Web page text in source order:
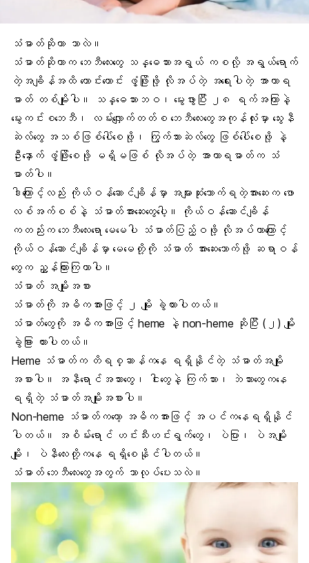
သံဓာတ်ဆိုတာ ဘာလဲ။
သံဓာတ်ဆိုတာက ဘေဘီလေးတွေ သန္ဓေသားအရွယ်ကစလို့ အရွယ်ရောက်
တဲ့အချိန်အထိ ကောင်းကောင်း ဖွံ့ဖြိုးဖို့ လိုအပ်တဲ့ အရေးပါတဲ့ အာဟာရ
ဓာတ်တစ်မျိုးပါ။ သန္ဓေသားဘဝ၊ မွေးဖွားပြီး ၂၈ ရက်အကြာနဲ့
မွေးကင်းစဘေဘီ ၊ လမ်းလျှောက်တတ်စ ဘေဘီလေးတွေအကုန်လုံးမှာ သွေးနီ
ဆဲလ်တွေ အသစ်ဖြစ်ပေါ်စေဖို့၊ ကြွက်သားဆဲလ်တွေ ဖြစ်ပေါ်စေဖို့ နဲ့
ဦးနှောက် ဖွံ့ဖြိုးစေဖို့ မရှိမဖြစ် လိုအပ်တဲ့ အာဟာရဓာတ်က သံ
ဓာတ်ပါ။
ဒါကြောင့်လည်း ကိုယ်ဝန်ဆောင်ချိန် မှာ အများဆုံးသောက်ရတဲ့အားဆေးက ဖော
လစ်အက်စစ်နဲ့ သံဓာတ်အားဆေးတွေပေါ့။ ကိုယ်ဝန်ဆောင်ချိန်
ကတည်းက ဘေဘီလေးရော မေမေပါ သံဓာတ်ပြည့်ဝဖို့ လိုအပ်တာကြောင့်
ကိုယ်ဝန်ဆောင်ချိန်မှာ မေမေတို့ကို သံဓာတ် အားဆေးသောက်ဖို့ ဆရာဝန်
တွေက ညွှန်ကြားကြတာပါ။
သံဓာတ် အမျိုးအစား
သံဓာတ်ကို အဓိကအားဖြင့် ၂ မျိုး ခွဲထားပါတယ်။
သံဓာတ်တွေကို အဓိကအားဖြင့် heme နဲ့ non-heme ဆိုပြီး (၂) မျိုး
ခွဲခြား ထားပါတယ်။
Heme သံဓာတ်က တိရစ္ဆာန်ကနေ ရရှိနိုင်တဲ့ သံဓာတ်အမျိုး
အစားပါ။
အနီရောင်အသားတွေ ၊ ငါးတွေနဲ့ ကြက်သား၊ ဘဲသားတွေကနေ
ရရှိတဲ့ သံဓာတ်အမျိုးအစားပါ။
Non-heme သံဓာတ်ကတော့ အဓိကအားဖြင့် အပင်ကနေရရှိနိုင်
ပါတယ်။ အစိမ်းရောင် ဟင်းသီးဟင်းရွက်တွေ၊ ပဲပြား၊
ပဲအမျိုး
မျို း၊ ပဲနီလေးတို့ကနေ ရရှိစေနိုင်ပါတယ်။
သံဓာတ် ဘေဘီလေးတွေအတွက် ဘာလုပ်ပေးသလဲ။